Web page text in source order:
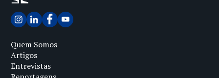
Quem Somos
Artigos
Entrevistas